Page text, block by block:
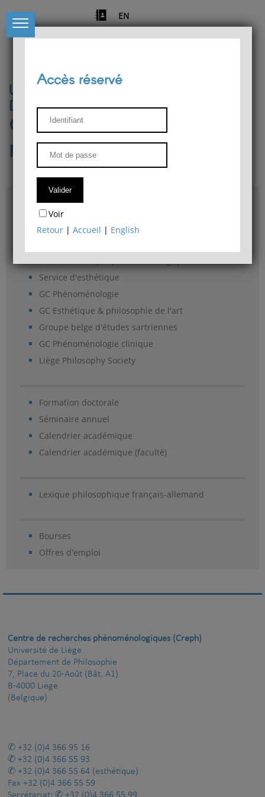
EN
Université de Liège
Département de philosophie
Centre de recherches
phénoménologiques
Accès & plans
Bibliothèque du Département de philosophie
Service d'esthétique
GC Phénoménologie
GC Esthétique & philosophie de l'art
Groupe belge d'études sartriennes
GC Phénoménologie clinique
Liège Philosophy Society
Formation doctorale
Séminaire annuel
Calendrier académique
Calendrier académique (faculté)
Lexique philosophique français-allemand
Bourses
Offres d'emploi
Accès réservé
Voir
Retour |Accueil | English
Centre de recherches phénoménologiques (Creph)
Université de Liège
Département de Philosophie
7, Place du 20-Août (Bât. A1)
B-4000 Liège
(Belgique)
+32 (0)4 366 95 16
+32 (0)4 366 55 93
+32 (0)4 366 55 64 (esthétique)
Fax +32 (0)4 366 55 59